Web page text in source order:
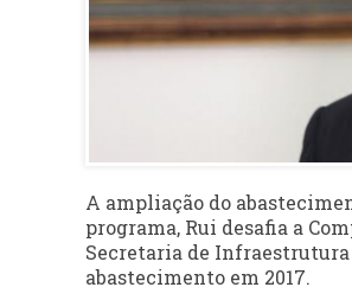
A ampliação do
programa, Rui desafia a
Secretaria de Infraestrutura
abastecimento em 2017.